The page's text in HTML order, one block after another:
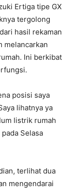
Ertiga tipe GX
tergolong
hasil rekaman
melancarkan
Ini berkibat
posisi saya
lihatnya ya
listrik rumah
Selasa
terlihat dua
mengendarai